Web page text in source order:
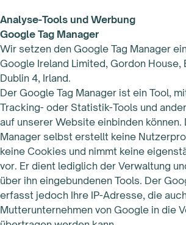
Analyse-Tools und Werbung
Google Tag Manager
Wir setzen den Google Tag Manager
Google Ireland Limited, Gordon House,
Dublin 4, Irland.
Der Google Tag Manager ist ein Tool,
Tracking- oder Statistik-Tools und
auf unserer Website einbinden können.
Manager selbst erstellt keine
keine Cookies und nimmt keine
vor. Er dient lediglich der Verwaltung
über ihn eingebundenen Tools. Der
erfasst jedoch Ihre IP-Adresse, die
Mutterunternehmen von Google in die